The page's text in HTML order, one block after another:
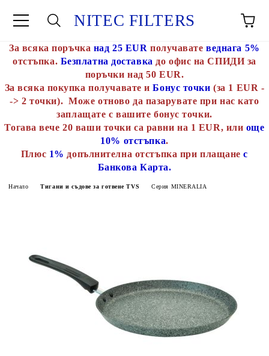
NITEC FILTERS
За всяка поръчка над 25 EUR получавате веднага 5%
отстъпка. Безплатна доставка до офис на СПИДИ за
поръчки над 50 EUR.
За всяка покупка получавате иБонус точки (за 1 EUR -
-> 2 точки). Може отново да пазарувате при нас като
заплащате с вашите бонус точки.
Тогава вече 20 ваши точки са равни на 1 EUR, или още
10% отстъпка.
Плюс 1% допълнителна отстъпка при плащанес
Банкова Карта.
Начало Тигани и съдове за готвене TVS Серия MINERALIA